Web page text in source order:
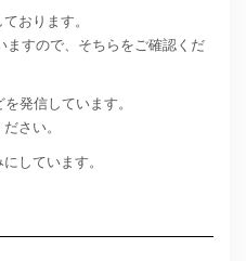
おります。
ますので、そちらをご確認くだ
発信しています。
さい。
しています。